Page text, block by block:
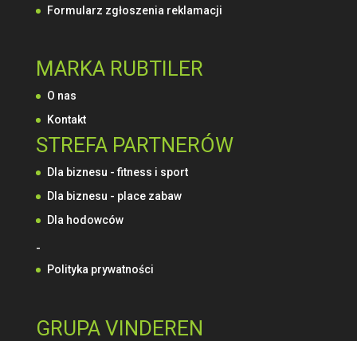
Formularz zgłoszenia reklamacji
MARKA RUBTILER
O nas
Kontakt
STREFA PARTNERÓW
Dla biznesu - fitness i sport
Dla biznesu - place zabaw
Dla hodowców
-
Polityka prywatności
GRUPA VINDEREN